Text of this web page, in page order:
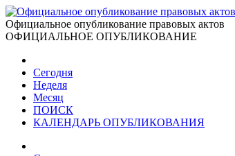
Официальное опубликование правовых актов
ОФИЦИАЛЬНОЕ ОПУБЛИКОВАНИЕ
Сегодня
Неделя
Месяц
ПОИСК
КАЛЕНДАРЬ ОПУБЛИКОВАНИЯ